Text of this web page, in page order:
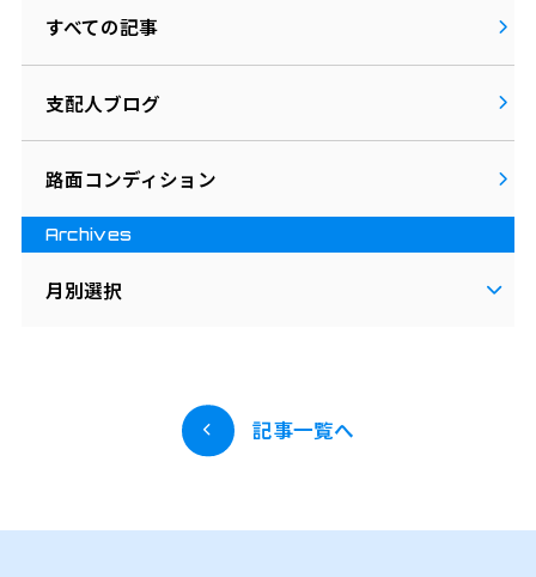
すべての記事
支配人ブログ
路面コンディション
Archives
月別選択
記事一覧へ